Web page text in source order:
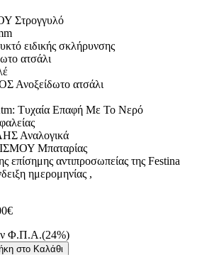
Στρογγυλό
ειδικής σκλήρυνσης
ατσάλι
Ανοξείδωτο ατσάλι
Τυχαία Επαφή Με Το Νερό
Αναλογικά
Μπαταρίας
επίσημης αντιπροσωπείας της Festina
ημερομηνίας ,
Φ.Π.Α.(24%)
στο Καλάθι